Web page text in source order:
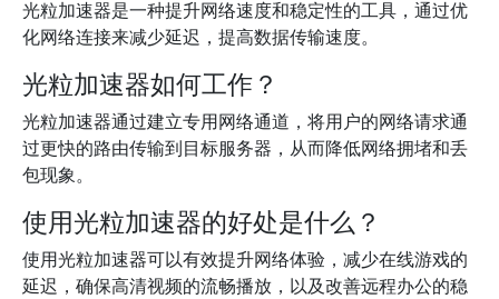
光粒加速器是一种提升网络速度和稳定性的工具，通过优
化网络连接来减少延迟，提高数据传输速度。
光粒加速器如何工作？
光粒加速器通过建立专用网络通道，将用户的网络请求通
过更快的路由传输到目标服务器，从而降低网络拥堵和丢
包现象。
使用光粒加速器的好处是什么？
使用光粒加速器可以有效提升网络体验，减少在线游戏的
延迟，确保高清视频的流畅播放，以及改善远程办公的稳